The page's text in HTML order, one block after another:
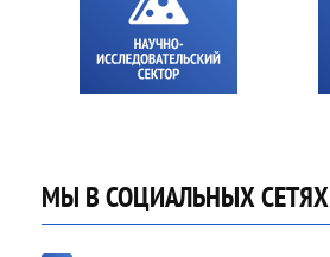
МЫ В СОЦИАЛЬНЫХ СЕТЯХ